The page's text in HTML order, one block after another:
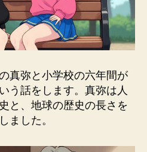
真弥と小学校の六年間が
う話をします。真弥は人
と、地球の歴史の長さを
ました。